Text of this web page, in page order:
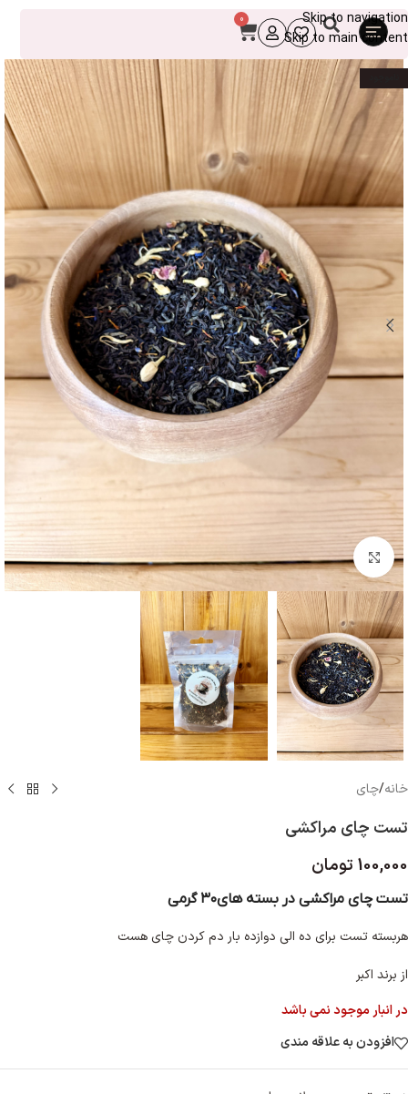
Skip to navigation
Skip to main content
0
بزرگنمایی تصویر
خانه/چای
تست چای مراکشی
100,000 تومان
تست چای مراکشی در بسته های۳۰ گرمی
هربسته تست برای ده الی دوازده بار دم کردن چای هست
از برند اکبر
در انبار موجود نمی باشد
افزودن به علاقه مندی